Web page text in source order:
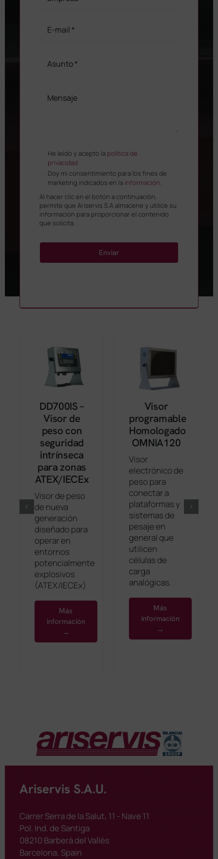
He leído y acepto la política de
privacidad.
Doy mi consentimiento para los fines de
marketing indicados en la información.
Al hacer clic en el botón a continuación,
permite que Ariservis S.A almacene y utilice su
información para proporcionar el contenido
que solicita.
Enviar
DD700IS –
Visor de
peso con
seguridad
intrínseca
para zonas
ATEX/IECEx
Visor de peso
de nueva
generación
diseñado para
operar en
entornos
potencialmente
explosivos
(ATEX/IECEx)
Más
información
→
Visor
programable
Homologado
OMNIA120
Visor
electrónico de
peso para
conectar a
plataformas y
sistemas de
pesaje en
general que
utilicen
células de
carga
analógicas.
Más
información
→
Ariservis S.A.U.
Carrer Serra de la Salut, 11 - Nave 11
Pol. Ind. de Santiga
08210 Barberà del Vallès
Barcelona, Spain